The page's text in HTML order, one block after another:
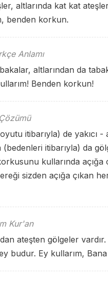
altlarında kat kat
benden korkun.
Anlamı
altlarından da
Benden korkun!
itibarıyla) de yakıcı
itibarıyla) da
kullarında açığa
sizden açığa çıkan
Kur'an
ateşten gölgeler vardır.
budur. Ey kullarım,